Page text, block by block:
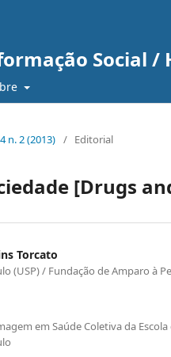
Social /
n. 2 (2013) / Editorial
[Drugs
Torcato
(USP) / Fundação de Amparo à
em Saúde Coletiva da